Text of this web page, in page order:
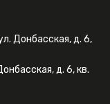
Донбасская, д. 6,
д. 6, кв.